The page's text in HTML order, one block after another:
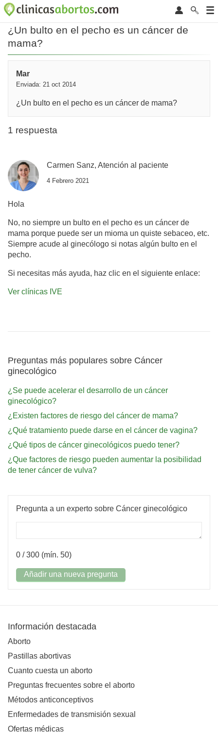
¿Un bulto en el pecho es un cáncer de
mama?
Mar
Enviada: 21 oct 2014
¿Un bulto en el pecho es un cáncer de mama?
1 respuesta
Carmen Sanz, Atención al paciente
4 Febrero 2021
Hola
No, no siempre un bulto en el pecho es un cáncer de
mama porque puede ser un mioma un quiste sebaceo, etc.
Siempre acude al ginecólogo si notas algún bulto en el
pecho.
Si necesitas más ayuda, haz clic en el siguiente enlace:
Ver clínicas IVE
Preguntas más populares sobre Cáncer
ginecológico
¿Se puede acelerar el desarrollo de un cáncer
ginecológico?
¿Existen factores de riesgo del cáncer de mama?
¿Qué tratamiento puede darse en el cáncer de vagina?
¿Qué tipos de cáncer ginecológicos puedo tener?
¿Que factores de riesgo pueden aumentar la posibilidad
de tener cáncer de vulva?
Pregunta a un experto sobre Cáncer ginecológico
0 / 300 (mín. 50)
Añadir una nueva pregunta
Información destacada
Aborto
Pastillas abortivas
Cuanto cuesta un aborto
Preguntas frecuentes sobre el aborto
Métodos anticonceptivos
Enfermedades de transmisión sexual
Ofertas médicas